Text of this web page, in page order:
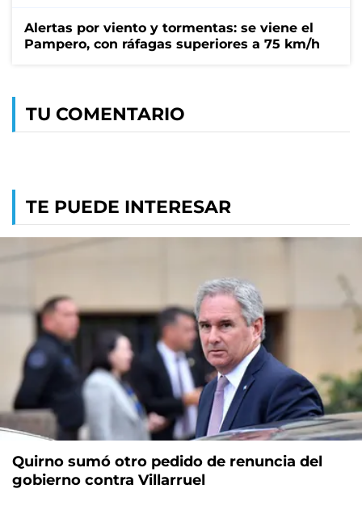
Alertas por viento y tormentas: se viene el
Pampero, con ráfagas superiores a 75 km/h
TU COMENTARIO
TE PUEDE INTERESAR
Quirno sumó otro pedido de renuncia del
gobierno contra Villarruel